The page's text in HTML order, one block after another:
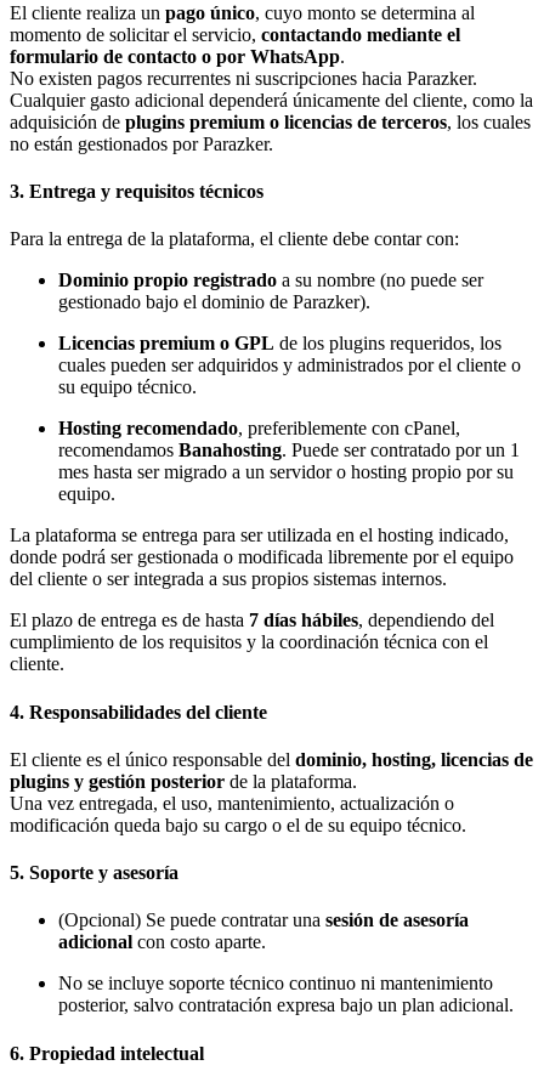
El cliente realiza un pago único, cuyo monto se determina al
momento de solicitar el servicio, contactando mediante el
formulario de contacto o por WhatsApp.
No existen pagos recurrentes ni suscripciones hacia Parazker.
Cualquier gasto adicional dependerá únicamente del cliente, como la
adquisición de plugins premium o licencias de terceros, los cuales
no están gestionados por Parazker.
3. Entrega y requisitos técnicos
Para la entrega de la plataforma, el cliente debe contar con:
Dominio propio registrado a su nombre (no puede ser
gestionado bajo el dominio de Parazker).
Licencias premium o GPL de los plugins requeridos, los
cuales pueden ser adquiridos y administrados por el cliente o
su equipo técnico.
Hosting recomendado, preferiblemente con cPanel,
recomendamos Banahosting. Puede ser contratado por un 1
mes hasta ser migrado a un servidor o hosting propio por su
equipo.
La plataforma se entrega para ser utilizada en el hosting indicado,
donde podrá ser gestionada o modificada libremente por el equipo
del cliente o ser integrada a sus propios sistemas internos.
El plazo de entrega es de hasta 7 días hábiles, dependiendo del
cumplimiento de los requisitos y la coordinación técnica con el
cliente.
4. Responsabilidades del cliente
El cliente es el único responsable del dominio, hosting, licencias de
plugins y gestión posterior de la plataforma.
Una vez entregada, el uso, mantenimiento, actualización o
modificación queda bajo su cargo o el de su equipo técnico.
5. Soporte y asesoría
(Opcional) Se puede contratar una sesión de asesoría
adicional con costo aparte.
No se incluye soporte técnico continuo ni mantenimiento
posterior, salvo contratación expresa bajo un plan adicional.
6. Propiedad intelectual